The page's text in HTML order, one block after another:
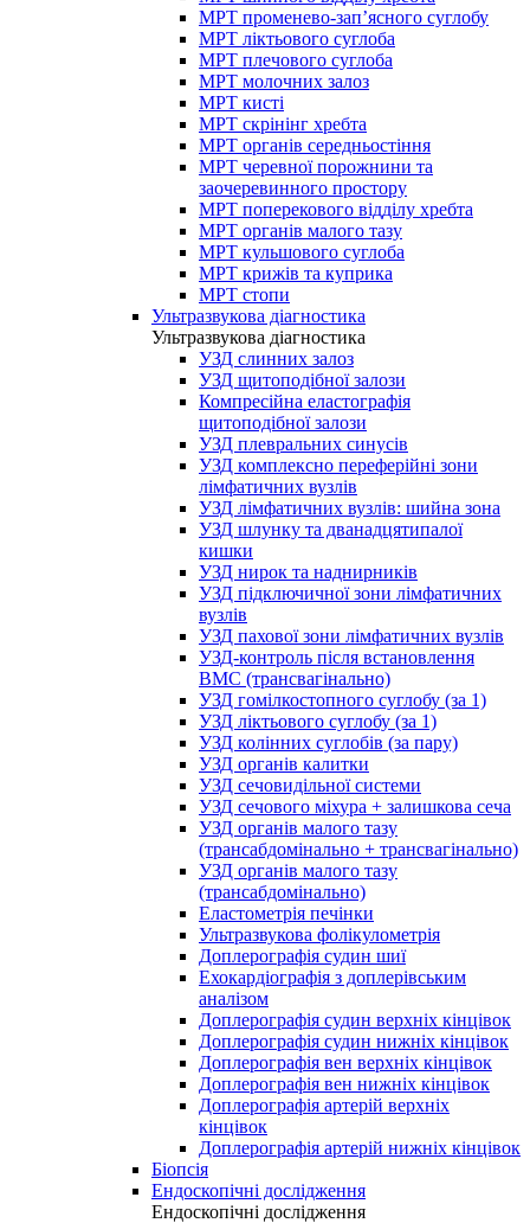
МРТ променево-зап’ясного суглобу
МРТ ліктьового суглоба
МРТ плечового суглоба
МРТ молочних залоз
МРТ кисті
МРТ скрінінг хребта
МРТ органів середньостіння
МРТ черевної порожнини та
заочеревинного простору
МРТ поперекового відділу хребта
МРТ органів малого тазу
МРТ кульшового суглоба
МРТ крижів та куприка
МРТ стопи
Ультразвукова діагностика
Ультразвукова діагностика
УЗД слинних залоз
УЗД щитоподібної залози
Компресійна еластографія
щитоподібної залози
УЗД плевральних синусів
УЗД комплексно переферійні зони
лімфатичних вузлів
УЗД лімфатичних вузлів: шийна зона
УЗД шлунку та дванадцятипалої
кишки
УЗД нирок та наднирників
УЗД підключичної зони лімфатичних
вузлів
УЗД пахової зони лімфатичних вузлів
УЗД-контроль після встановлення
ВМС (трансвагінально)
УЗД гомілкостопного суглобу (за 1)
УЗД ліктьового суглобу (за 1)
УЗД колінних суглобів (за пару)
УЗД органів калитки
УЗД сечовидільної системи
УЗД сечового міхура + залишкова сеча
УЗД органів малого тазу
(трансабдомінально + трансвагінально)
УЗД органів малого тазу
(трансабдомінально)
Еластометрія печінки
Ультразвукова фолікулометрія
Доплерографія судин шиї
Ехокардіографія з доплерівським
аналізом
Доплерографія судин верхніх кінцівок
Доплерографія судин нижніх кінцівок
Доплерографія вен верхніх кінцівок
Доплерографія вен нижніх кінцівок
Доплерографія артерій верхніх
кінцівок
Доплерографія артерій нижніх кінцівок
Біопсія
Ендоскопічні дослідження
Ендоскопічні дослідження